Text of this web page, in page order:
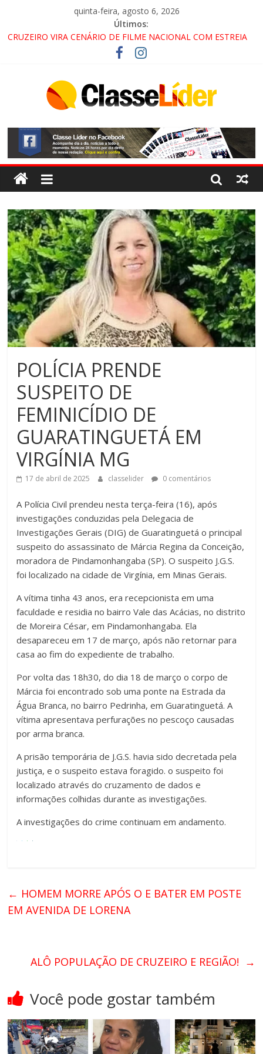
quinta-feira, agosto 6, 2026
Últimos:
CRUZEIRO VIRA CENÁRIO DE FILME NACIONAL COM ESTREIA
PROMOTOR DO GAECO
ACESSO À APARECIDA NA DUTRA SERÁ BLOQUEADO NO FIM
ALTERNATIVAS
LORENA, PINDAMONHANGABA E QUELUZ NA RETA FINAL
PELA FÁBRICA DA COCA-COLA!
POLÍCIA PRENDE
SUSPEITO DE
FEMINICÍDIO DE
GUARATINGUETÁ EM
VIRGÍNIA MG
17 de abril de 2025 classelider 0 comentários
A Polícia Civil prendeu nesta terça-feira (16), após
investigações conduzidas pela Delegacia de
Investigações Gerais (DIG) de Guaratinguetá o principal
suspeito do assassinato de Márcia Regina da Conceição,
moradora de Pindamonhangaba (SP). O suspeito J.G.S.
foi localizado na cidade de Virgínia, em Minas Gerais.
A vítima tinha 43 anos, era recepcionista em uma
faculdade e residia no bairro Vale das Acácias, no distrito
de Moreira César, em Pindamonhangaba. Ela
desapareceu em 17 de março, após não retornar para
casa ao fim do expediente de trabalho.
Por volta das 18h30, do dia 18 de março o corpo de
Márcia foi encontrado sob uma ponte na Estrada da
Água Branca, no bairro Pedrinha, em Guaratinguetá. A
vítima apresentava perfurações no pescoço causadas
por arma branca.
A prisão temporária de J.G.S. havia sido decretada pela
justiça, e o suspeito estava foragido. o suspeito foi
localizado através do cruzamento de dados e
informações colhidas durante as investigações.
A investigações do crime continuam em andamento.
← HOMEM MORRE APÓS O E BATER EM POSTE
EM AVENIDA DE LORENA
ALÔ POPULAÇÃO DE CRUZEIRO E REGIÃO! →
Você pode gostar também